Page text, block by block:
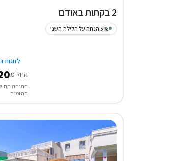
2 בקתות באודם
5% הנחה על הלילה השני
לזוגות
החל מ
ההנחה
ההזמנה